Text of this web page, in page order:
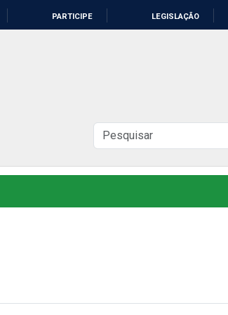
PARTICIPE LEGISLAÇÃO
Buscar
no